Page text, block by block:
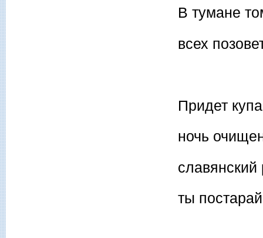
В тумане
всех
Придет
ночь
славянский
ты